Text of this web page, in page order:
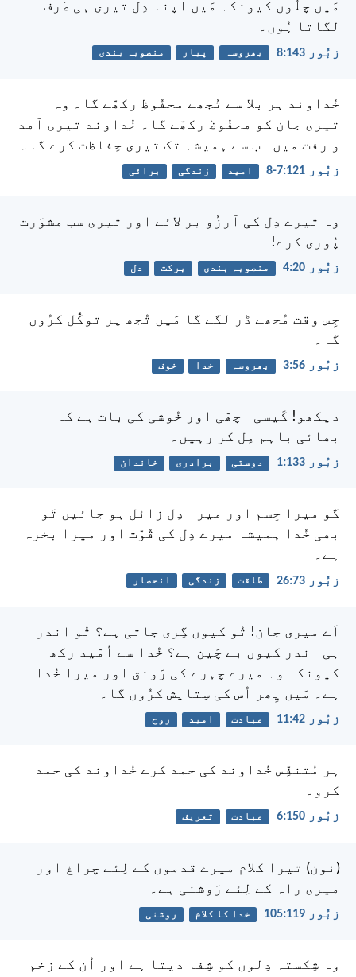
مَیں چلُوں کیونکہ مَیں اپنا دِل تیری ہی طرف
لگاتا ہُوں۔
زبُور 143:‏8 بھروسہ پیار منصوبہ بندی
خُداوند ہر بلا سے تُجھے محفُوظ رکھّے گا۔ وہ
تیری جان کو محفُوظ رکھّے گا۔ خُداوند تیری آمد
و رفت میں اب سے ہمیشہ تک تیری حِفاظت کرے گا۔
زبُور 121:‏7-‏8 امید زندگی برائی
وہ تیرے دِل کی آرزُو بر لائے اور تیری سب مشوَرت
پُوری کرے!
زبُور 20:‏4 منصوبہ بندی برکت دل
جِس وقت مُجھے ڈر لگے گا
مَیں تُجھ پر توکُّل کرُوں
گا۔
زبُور 56:‏3 بھروسہ خدا خوف
دیکھو! کَیسی اچھّی اور خُوشی کی بات ہے کہ
بھائی باہم مِل کر رہیں۔
زبُور 133:‏1 دوستی برادری خاندان
گو میرا جِسم اور میرا دِل زائل ہو جائیں تَو
بھی خُدا ہمیشہ میرے دِل کی قُوّت اور میرا بخرہ
ہے۔
زبُور 73:‏26 طاقت زندگی انحصار
اَے میری جان! تُو کیوں گِری جاتی ہے؟ تُو اندر
ہی اندر کیوں بے چَین ہے؟ خُدا سے اُمّید رکھ
کیونکہ وہ میرے چہرے کی رَونق اور میرا خُدا
ہے۔ مَیں پِھر اُس کی سِتایش کرُوں گا۔
زبُور 42:‏11 عبادت امید روح
ہر مُتنفِّس خُداوند کی حمد کرے خُداوند کی حمد
کرو۔
زبُور 150:‏6 عبادت تعریف
(نون) تیرا کلام میرے قدموں کے لِئے چراغ اور
میری راہ کے لِئے رَوشنی ہے۔
زبُور 119:‏105 خدا کا کلام روشنی
وہ شِکستہ دِلوں کو شِفا دیتا ہے اور اُن کے زخم